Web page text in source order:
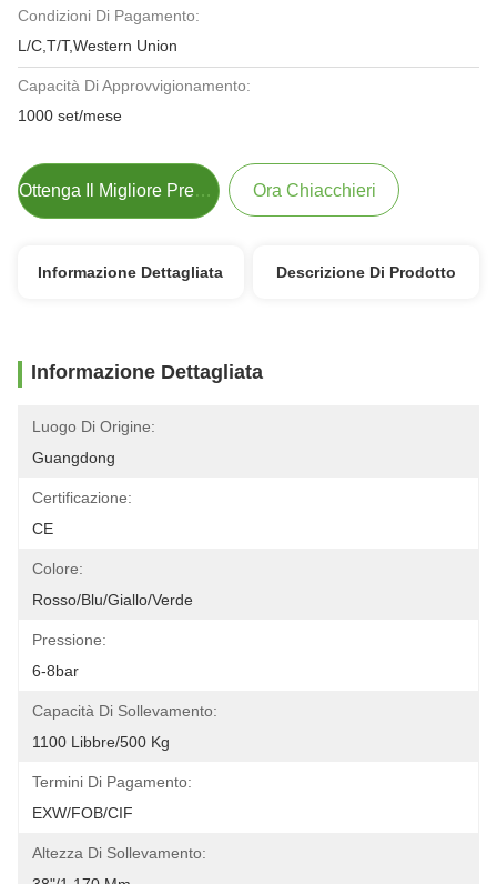
Condizioni Di Pagamento:
L/C,T/T,Western Union
Capacità Di Approvvigionamento:
1000 set/mese
Ottenga Il Migliore Prezzo Ora Chiacchieri
Informazione Dettagliata Descrizione Di Prodotto
Informazione Dettagliata
Luogo Di Origine:
Guangdong
Certificazione:
CE
Colore:
Rosso/blu/giallo/verde
Pressione:
6-8bar
Capacità Di Sollevamento:
1100 Libbre/500 Kg
Termini Di Pagamento:
EXW/FOB/CIF
Altezza Di Sollevamento: